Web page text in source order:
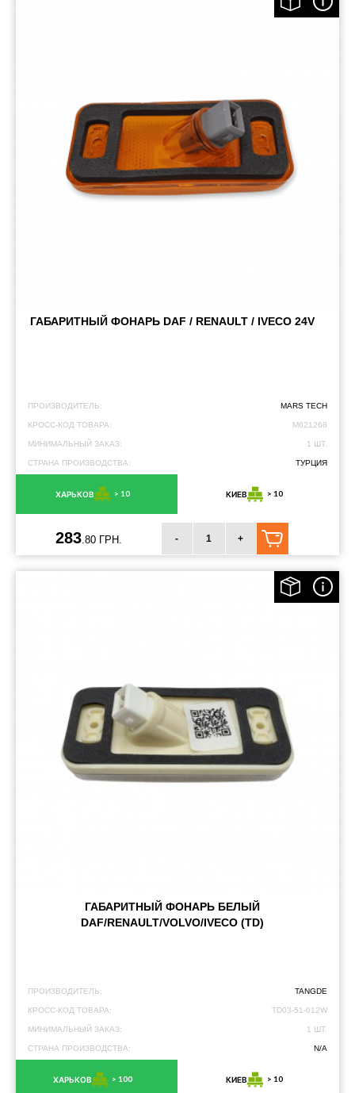
Автономное отопление и
кондиционировани
Стяжные ремни и тросы
ГАБАРИТНЫЙ ФОНАРЬ DAF / RENAULT / IVECO 24V
ПРОИЗВОДИТЕЛЬ: MARS TECH
КРОСС-КОД ТОВАРА: M621268
МИНИМАЛЬНЫЙ ЗАКАЗ: 1 ШТ.
СТРАНА ПРОИЗВОДСТВА: ТУРЦИЯ
ХАРЬКОВ > 10 КИЕВ > 10
283.80 ГРН. - +
ГАБАРИТНЫЙ ФОНАРЬ БЕЛЫЙ
DAF/RENAULT/VOLVO/IVECO (TD)
ПРОИЗВОДИТЕЛЬ: TANGDE
КРОСС-КОД ТОВАРА: TD03-51-012W
МИНИМАЛЬНЫЙ ЗАКАЗ: 1 ШТ.
СТРАНА ПРОИЗВОДСТВА: N/A
ХАРЬКОВ > 100 КИЕВ > 10